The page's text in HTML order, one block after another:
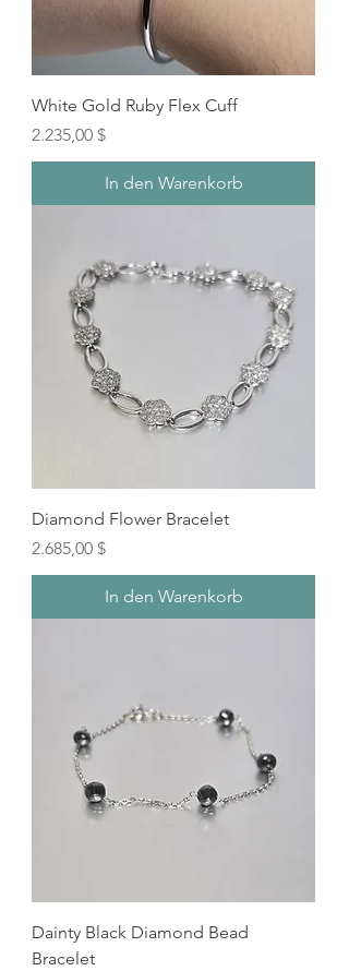
White Gold Ruby Flex Cuff
Preis
2.235,00 $
In den Warenkorb
Diamond Flower Bracelet
Preis
2.685,00 $
In den Warenkorb
Dainty Black Diamond Bead
Bracelet